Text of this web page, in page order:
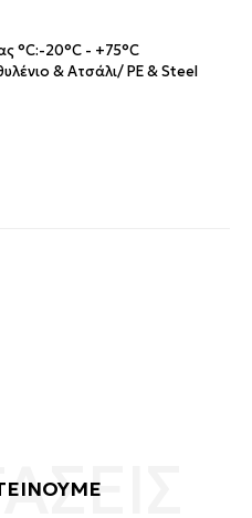
°C:-20°C - +75°C
& Ατσάλι/ PE & Steel